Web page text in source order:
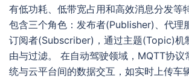
有低功耗、低带宽占用和高效消息分发等
包含三个角色：发布者(Publisher)、代理
订阅者(Subscriber)，通过主题(Topic)机
由与过滤。 在自动驾驶领域，MQTT协议
统与云平台间的数据交互，如实时上传车